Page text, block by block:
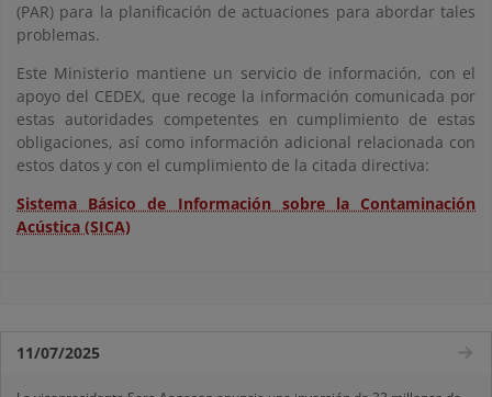
(PAR) para la planificación de actuaciones para abordar tales
problemas.
Este Ministerio mantiene un servicio de información, con el
apoyo del CEDEX, que recoge la información comunicada por
estas autoridades competentes en cumplimiento de estas
obligaciones, así como información adicional relacionada con
estos datos y con el cumplimiento de la citada directiva:
Sistema Básico de Información sobre la Contaminación
Acústica (SICA)
11/07/2025